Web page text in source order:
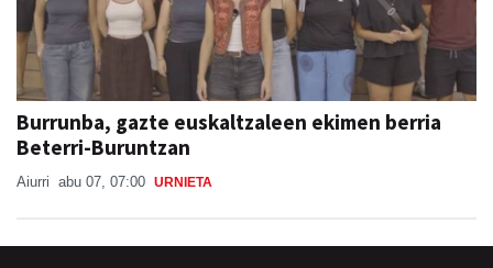
Burrunba, gazte euskaltzaleen ekimen berria
Beterri-Buruntzan
Aiurri abu 07, 07:00 URNIETA